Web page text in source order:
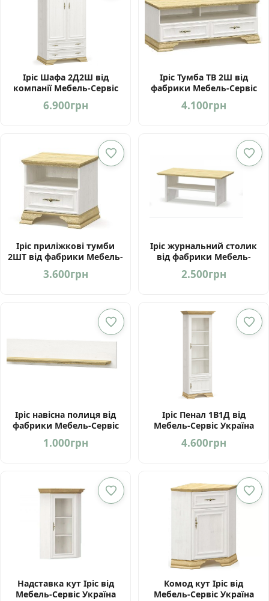
Іріс Шафа 2Д2Ш від
компанії Мебель-Сервіс
6.900грн
Іріс Тумба ТВ 2Ш від
фабрики Мебель-Сервіс
4.100грн
Іріс приліжкові тумби
2ШТ від фабрики Мебель-
3.600грн
Іріс журнальний столик
від фабрики Мебель-
2.500грн
Іріс навісна полиця від
фабрики Мебель-Сервіс
1.000грн
Іріс Пенал 1В1Д від
Мебель-Сервіс Україна
4.600грн
Надставка кут Іріс від
Мебель-Сервіс Україна
Комод кут Іріс від
Мебель-Сервіс Україна